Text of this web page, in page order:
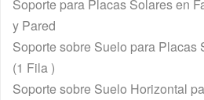
Soporte para Placas Solares en
y Pared
Soporte sobre Suelo para Placas
(1 Fila )
Soporte sobre Suelo Horizontal